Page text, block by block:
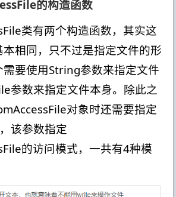
的构造函数
类有两个构造函数，其实这
相同，只不过是指定文件的形
要使用String参数来指定文件
参数来指定文件本身。除此之
对象时还需要指定
该参数指定
的访问模式，一共有4种模